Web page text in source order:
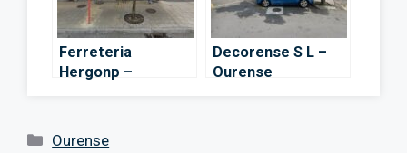
Ferreteria
Hergonp –
Decorense S L –
Ourense
Categorías
Ourense